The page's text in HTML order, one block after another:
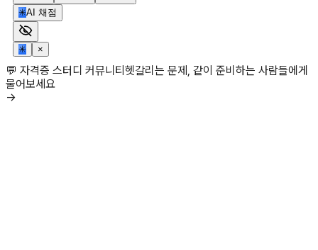
✳AI 채점
✳ ×
💬 자격증 스터디 커뮤니티헷갈리는 문제, 같이 준비하는 사람들에게
물어보세요
→